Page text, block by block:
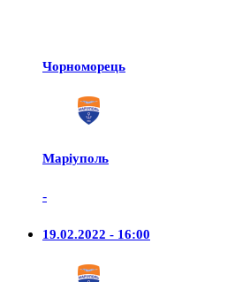
Чорноморець
Маріуполь
-
19.02.2022 - 16:00